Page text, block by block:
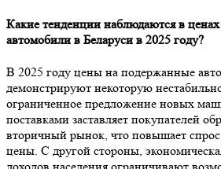
Какие тенденции наблюдаются в
автомобили в Беларуси в 2025 году?
В 2025 году цены на подержанные
демонстрируют некоторую
ограниченное предложение новых
поставками заставляет покупателей
вторичный рынок, что повышает спрос
цены. С другой стороны,